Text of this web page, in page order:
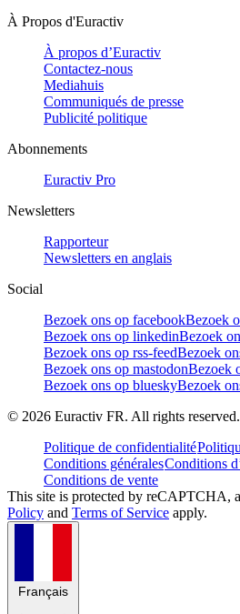
À Propos d'Euractiv
À propos d’Euractiv
Contactez-nous
Mediahuis
Communiqués de presse
Publicité politique
Abonnements
Euractiv Pro
Newsletters
Rapporteur
Newsletters en anglais
Social
Bezoek ons op facebookBezoek
Bezoek ons op linkedinBezoek
Bezoek ons op rss-feedBezoek
Bezoek ons op mastodonBezoek
Bezoek ons op blueskyBezoek
© 2026 Euractiv FR. All rights reserved.
Politique de confidentialité
Conditions généralesConditions
Conditions de vente
This site is protected by reCAPTCHA,
Policy and Terms of Service apply.
Français